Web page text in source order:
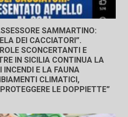
SAMMARTINO:
DEI CACCIATORI”.
SCONCERTANTI E
IN SICILIA CONTINUA LA
INCENDI E LA FAUNA
CLIMATICI,
LE DOPPIETTE”